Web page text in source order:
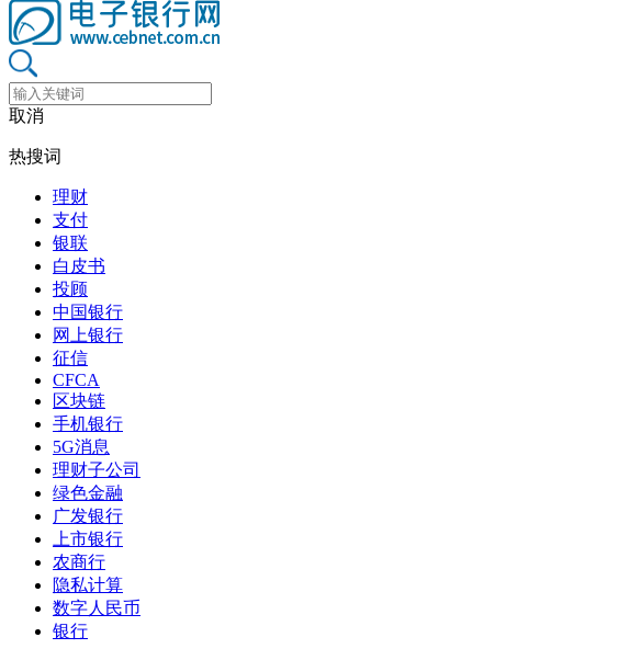
取消
热搜词
理财
支付
银联
白皮书
投顾
中国银行
网上银行
征信
CFCA
区块链
手机银行
5G消息
理财子公司
绿色金融
广发银行
上市银行
农商行
隐私计算
数字人民币
银行